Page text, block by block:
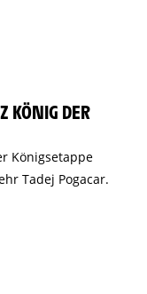
KÖNIG DER
Königsetappe
Tadej Pogacar.